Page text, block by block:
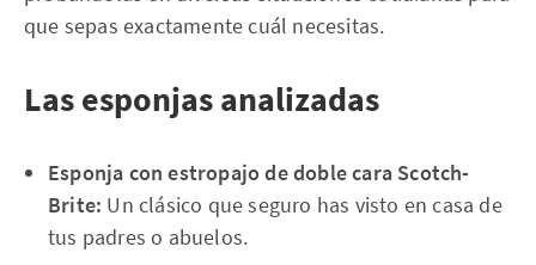
que sepas exactamente cuál necesitas.
Las esponjas analizadas
Esponja con estropajo de doble cara Scotch-
Brite: Un clásico que seguro has visto en casa de
tus padres o abuelos.